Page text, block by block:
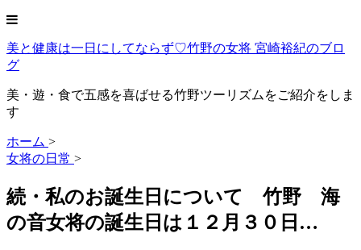
美と健康は一日にしてならず♡竹野の女将 宮崎裕紀のブロ
グ
美・遊・食で五感を喜ばせる竹野ツーリズムをご紹介をしま
す
ホーム >
女将の日常 >
続・私のお誕生日について 竹野 海
の音女将の誕生日は１２月３０日…